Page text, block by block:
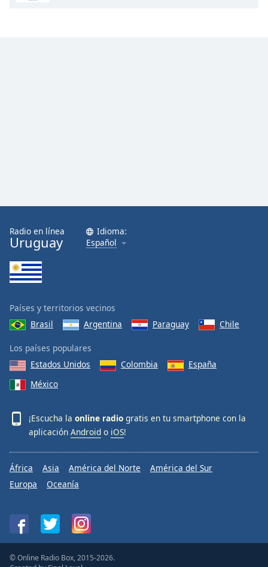
Radio en línea
Uruguay
Idioma:
Español
Países y territorios vecinos
Brasil
Argentina Paraguay Chile
Los países populares
Estados Unidos
Colombia
España
México
¡Escucha la online radio gratis en tu smartphone con la
aplicación Android o iOS!
África Asia América del Norte
América del Sur
Europa
Oceanía
© Online Radio Box, 2015-2026.